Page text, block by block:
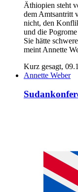
Äthiopien steht
dem Amtsantritt
nicht, den
und die
Sie hätte
meint Annette
Kurz gesagt,
Annette Weber